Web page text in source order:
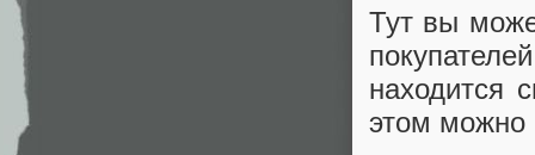
Тут вы
находится
этом можно